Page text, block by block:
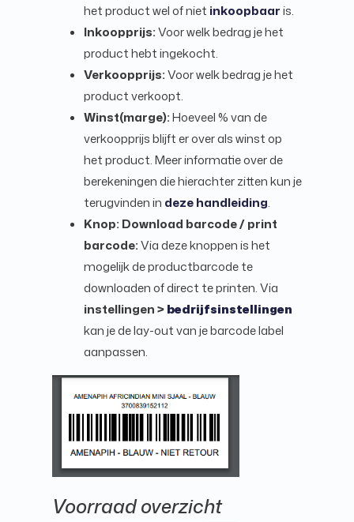
het product wel of niet inkoopbaaris.
Inkoopprijs:Voor welk bedrag je het
product hebt ingekocht.
Verkoopprijs:Voor welk bedrag je het
product verkoopt.
Winst(marge):Hoeveel % van de
verkoopprijs blijft er over als winst op
het product. Meer informatie over de
berekeningen die hierachter zitten kun je
terugvinden in deze handleiding.
Knop: Download barcode / print
barcode:Via deze knoppen is het
mogelijk de productbarcode te
downloaden of direct te printen. Via
instellingen >bedrijfsinstellingen
kan je de lay-out van je barcode label
aanpassen.
Voorraad overzicht